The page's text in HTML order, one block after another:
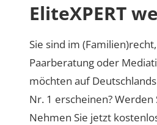
EliteXPERT
Sie sind im
Paarberatung oder
möchten auf
Nr. 1 erscheinen? Werden
Nehmen Sie jetzt